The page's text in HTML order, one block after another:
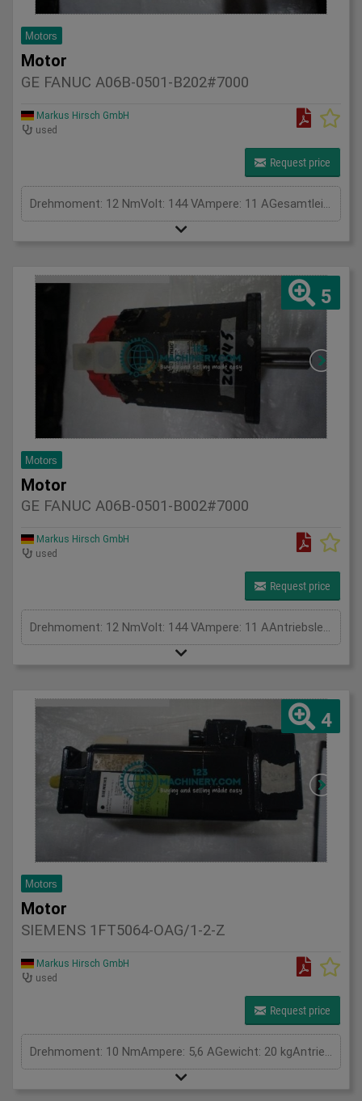
Motors
Motor
GE FANUC A06B-0501-B202#7000
Markus Hirsch GmbH
used
Request price
5
Motors
Motor
GE FANUC A06B-0501-B002#7000
Markus Hirsch GmbH
used
Request price
Drehmoment: 12 NmVolt: 144 VAmpere: 11 AAntriebsleistung: kWGesamtleistungsbedarf: kWMaschinengewicht ca.: tRaumbedarf ca.: m
4
Motors
Motor
SIEMENS 1FT5064-OAG/1-2-Z
Markus Hirsch GmbH
used
Request price
Drehmoment: 10 NmAmpere: 5,6 AGewicht: 20 kgAntriebsleistung: kWVolt: VGesamtleistungsbedarf: kWMaschinengewicht ca.: tRaumbedarf ca.: m